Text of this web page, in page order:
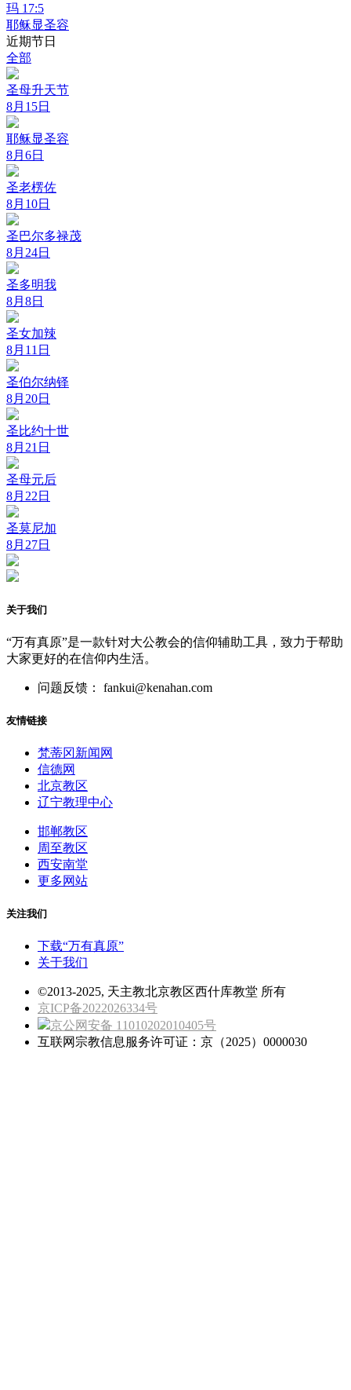
玛 17:5
耶稣显圣容
近期节日
全部
圣母升天节
8月15日
耶稣显圣容
8月6日
圣老楞佐
8月10日
圣巴尔多禄茂
8月24日
圣多明我
8月8日
圣女加辣
8月11日
圣伯尔纳铎
8月20日
圣比约十世
8月21日
圣母元后
8月22日
圣莫尼加
8月27日
关于我们
“万有真原”是一款针对大公教会的信仰辅助工具，致力于帮助
大家更好的在信仰内生活。
问题反馈： fankui@kenahan.com
友情链接
梵蒂冈新闻网
信德网
北京教区
辽宁教理中心
邯郸教区
周至教区
西安南堂
更多网站
关注我们
下载“万有真原”
关于我们
©2013-2025, 天主教北京教区西什库教堂 所有
京ICP备2022026334号
京公网安备 11010202010405号
互联网宗教信息服务许可证：京（2025）0000030